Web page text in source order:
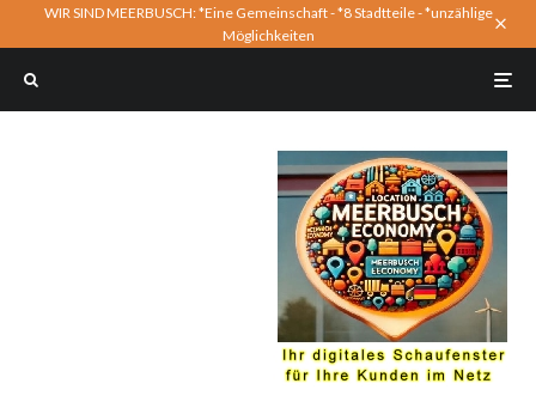
WIR SIND MEERBUSCH: *Eine Gemeinschaft - *8 Stadtteile - *unzählige
Möglichkeiten